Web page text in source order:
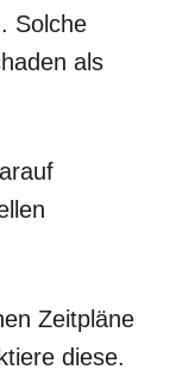
Solche
als
Zeitpläne
diese.